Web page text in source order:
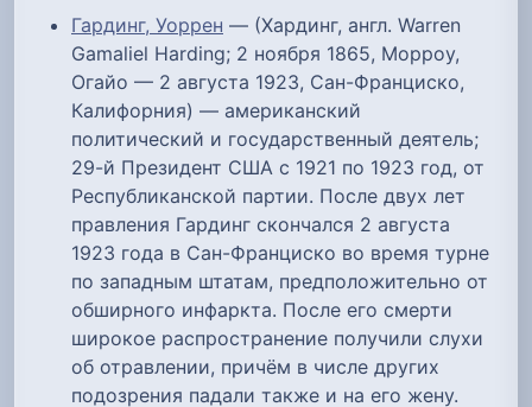
Гардинг, Уоррен — (Хардинг, англ. Warren
Gamaliel Harding; 2 ноября 1865, Морроу,
Огайо — 2 августа 1923, Сан-Франциско,
Калифорния) — американский
политический и государственный деятель;
29-й Президент США с 1921 по 1923 год, от
Республиканской партии. После двух лет
правления Гардинг скончался 2 августа
1923 года в Сан-Франциско во время турне
по западным штатам, предположительно от
обширного инфаркта. После его смерти
широкое распространение получили слухи
об отравлении, причём в числе других
подозрения падали также и на его жену.